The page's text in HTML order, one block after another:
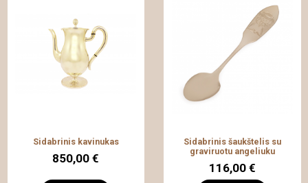
Sidabrinis kavinukas
850,00 €
Sidabrinis šaukštelis su
graviruotu angeliuku
116,00 €